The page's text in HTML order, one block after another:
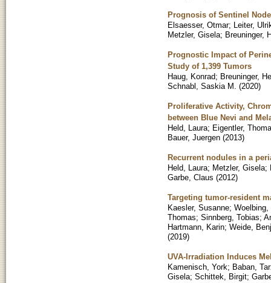
Prognosis of Sentinel
Elsaesser, Otmar; Leiter,
Metzler, Gisela; Breuninger,
Prognostic Impact of
Study of 1,399 Tumors
Haug, Konrad; Breuninger,
Schnabl, Saskia M. (2020)
Proliferative Activity,
between Blue Nevi and
Held, Laura; Eigentler,
Bauer, Juergen (2013)
Recurrent nodules in a
Held, Laura; Metzler, Gisela;
Garbe, Claus (2012)
Targeting tumor-resident
Kaesler, Susanne; Woelbing,
Thomas; Sinnberg, Tobias;
Hartmann, Karin; Weide,
(2019)
UVA-Irradiation Induces
Kamenisch, York; Baban,
Gisela; Schittek, Birgit;